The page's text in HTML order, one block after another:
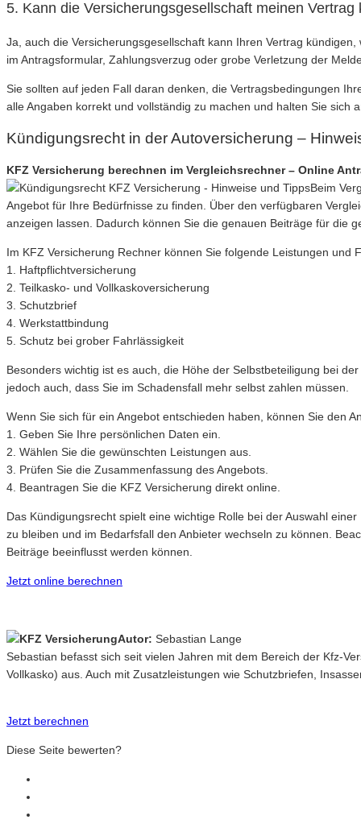
5. Kann die Versicherungsgesellschaft meinen Vertrag
Ja, auch die Versicherungsgesellschaft kann Ihren Vertrag
im Antragsformular, Zahlungsverzug oder grobe Verletzung der
Sie sollten auf jeden Fall daran denken, die Vertragsbedingungen
alle Angaben korrekt und vollständig zu machen und halten Sie
Kündigungsrecht in der Autoversicherung –
KFZ Versicherung berechnen im Vergleichsrechner – Online
Beim
Angebot für Ihre Bedürfnisse zu finden. Über den verfügbaren
anzeigen lassen. Dadurch können Sie die genauen Beiträge für die
Im KFZ Versicherung Rechner können Sie folgende Leistungen und
1. Haftpflichtversicherung
2. Teilkasko- und Vollkaskoversicherung
3. Schutzbrief
4. Werkstattbindung
5. Schutz bei grober Fahrlässigkeit
Besonders wichtig ist es auch, die Höhe der Selbstbeteiligung bei
jedoch auch, dass Sie im Schadensfall mehr selbst zahlen müssen.
Wenn Sie sich für ein Angebot entschieden haben, können Sie den
1. Geben Sie Ihre persönlichen Daten ein.
2. Wählen Sie die gewünschten Leistungen aus.
3. Prüfen Sie die Zusammenfassung des Angebots.
4. Beantragen Sie die KFZ Versicherung direkt online.
Das Kündigungsrecht spielt eine wichtige Rolle bei der Auswahl
zu bleiben und im Bedarfsfall den Anbieter wechseln zu können.
Beiträge beeinflusst werden können.
Jetzt online berechnen
Autor: Sebastian Lange
Sebastian befasst sich seit vielen Jahren mit dem Bereich der Kfz-
Vollkasko) aus. Auch mit Zusatzleistungen wie Schutzbriefen,
Jetzt berechnen
Diese Seite bewerten?